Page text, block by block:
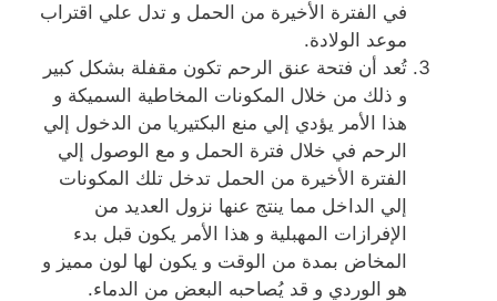
في الفترة الأخيرة من الحمل و تدل علي اقتراب
موعد الولادة.
تُعد أن فتحة عنق الرحم تكون مقفلة بشكل كبير
و ذلك من خلال المكونات المخاطية السميكة و
هذا الأمر يؤدي إلي منع البكتيريا من الدخول إلي
الرحم في خلال فترة الحمل و مع الوصول إلي
الفترة الأخيرة من الحمل تدخل تلك المكونات
إلي الداخل مما ينتج عنها نزول العديد من
الإفرازات المهبلية و هذا الأمر يكون قبل بدء
المخاض بمدة من الوقت و يكون لها لون مميز و
هو الوردي و قد يُصاحبه البعض من الدماء.